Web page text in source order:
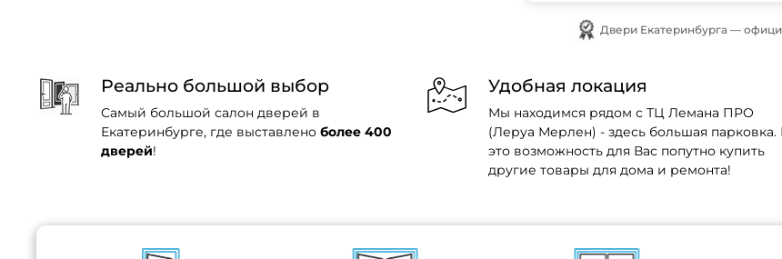
Двери Екатеринбурга —
Реально большой выбор
Самый большой салон дверей в
Екатеринбурге, где выставлено более 400
дверей!
Удобная локация
Мы находимся рядом с ТЦ Лемана ПРО
(Леруа Мерлен) - здесь большая парковка.
это возможность для Вас попутно купить
другие товары для дома и ремонта!